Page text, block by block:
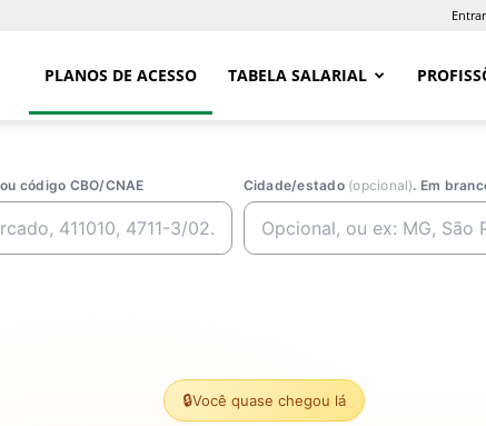
Entrar
PLANOS DE ACESSO TABELA SALARIAL
código CBO/CNAE Cidade/estado (opcional). Em
🔒Você quase chegou lá